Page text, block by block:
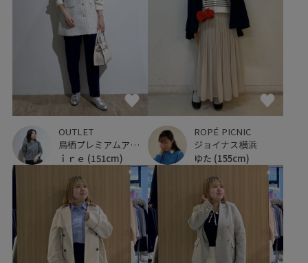
OUTLET
鳥栖プレミアムアウトレット
ｉｒｅ (151cm)
ROPÉ PICNIC
ジョイナス横浜
ゆた (155cm)